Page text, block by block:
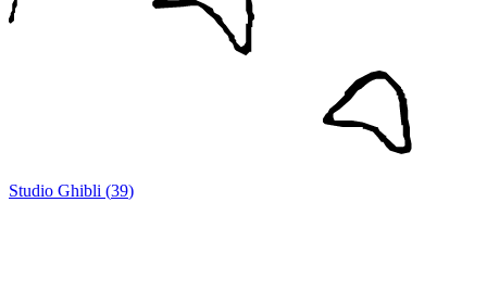
Studio Ghibli (39)